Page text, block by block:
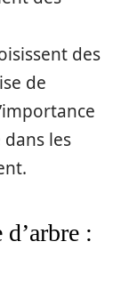
des
de
les
d’arbre :